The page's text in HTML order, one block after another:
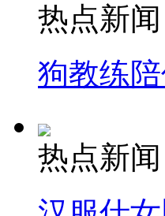
热点新闻
狗教练
热点新闻